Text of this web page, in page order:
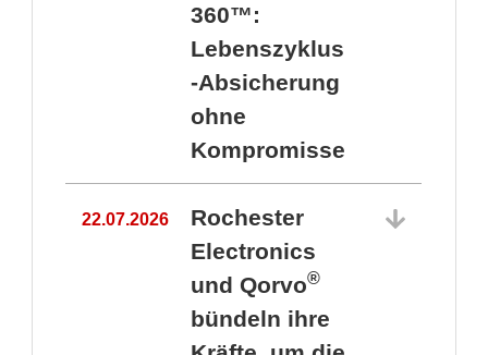
360™:
Lebenszyklus
-Absicherung
ohne
Kompromisse
22.07.2026
Rochester
Electronics
und Qorvo®
bündeln ihre